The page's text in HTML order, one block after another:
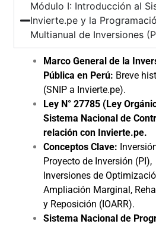
Módulo I: Introducción al
Invierte.pe y la
Multianual de Inversiones
Marco General de la
Pública en Perú: Breve
(SNIP a Invierte.pe).
Ley N° 27785 (Ley
Sistema Nacional de
relación con Invierte.pe.
Conceptos Clave:
Proyecto de Inversión (PI),
Inversiones de
Ampliación Marginal,
y Reposición (IOARR).
Sistema Nacional de